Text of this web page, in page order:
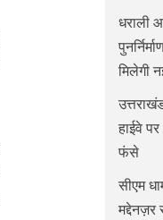
धराली
मिलेगी
हाईवे
फंसे
सीएम
मद्देनज़र